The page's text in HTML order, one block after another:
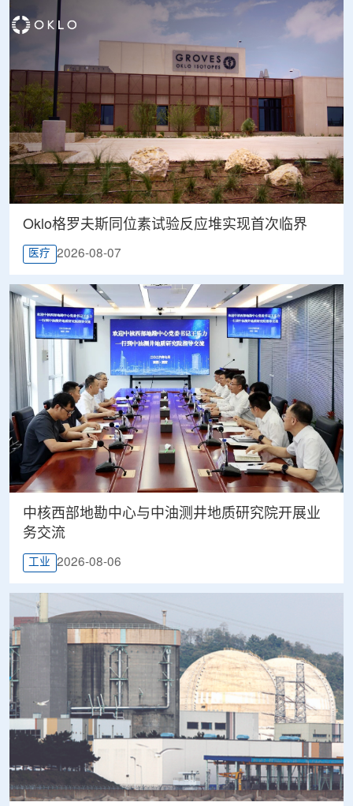
Oklo格罗夫斯同位素试验反应堆实现首次临界
医疗 2026-08-07
中核西部地勘中心与中油测井地质研究院开展业
务交流
工业 2026-08-06